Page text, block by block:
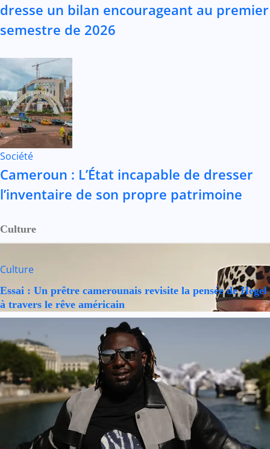
dresse un bilan encourageant au premier
semestre de 2026
Société
Cameroun : L’État incapable de dresser
l’inventaire de son propre patrimoine
Culture
Culture
Essai : Un prêtre camerounais revisite la pensée de Hegel
à travers le rêve américain